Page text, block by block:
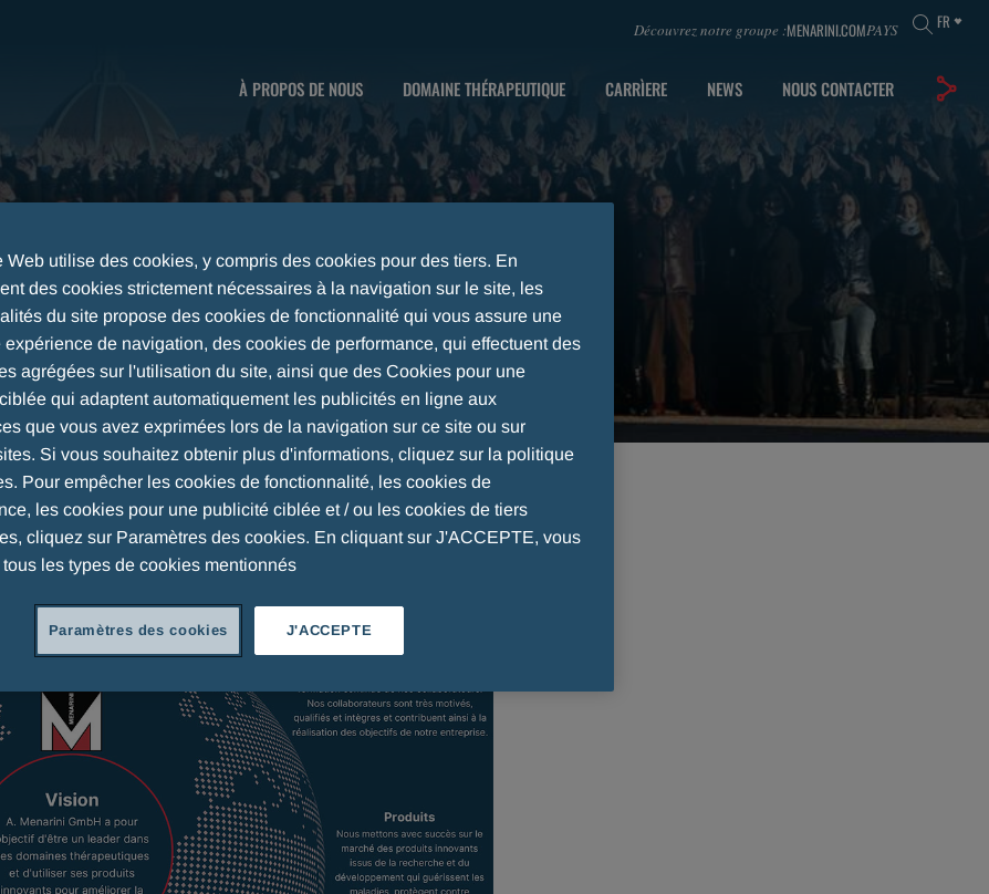
Découvrez notre groupe :MENARINI.COMPAYS FR
À PROPOS DE NOUS DOMAINE THÉRAPEUTIQUE CARRÌERE NEWS NOUS CONTACTER
Web utilise des cookies, y compris des cookies pour des tiers. En
des cookies strictement nécessaires à la navigation sur le site, les
du site propose des cookies de fonctionnalité qui vous assure une
expérience de navigation, des cookies de performance, qui effectuent des
agrégées sur l'utilisation du site, ainsi que des Cookies pour une
qui adaptent automatiquement les publicités en ligne aux
que vous avez exprimées lors de la navigation sur ce site ou sur
Si vous souhaitez obtenir plus d'informations, cliquez sur la politique
Pour empêcher les cookies de fonctionnalité, les cookies de
les cookies pour une publicité ciblée et / ou les cookies de tiers
cliquez sur Paramètres des cookies. En cliquant sur J'ACCEPTE, vous
les types de cookies mentionnés
J'ACCEPTE
Paramètres des cookies